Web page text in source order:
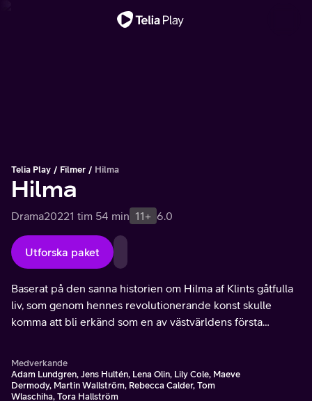
Telia Play Filmer Hilma
Hilma
Drama20221 tim 54 min 11+ 6.0
Utforska paket
Baserat på den sanna historien om Hilma af Klints gåtfulla
liv, som genom hennes revolutionerande konst skulle
komma att bli erkänd som en av västvärldens första
Medverkande
Adam Lundgren, Jens Hultén, Lena Olin, Lily Cole, Maeve
Dermody, Martin Wallström, Rebecca Calder, Tom
Wlaschiha, Tora Hallström